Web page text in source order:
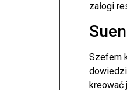
załogi
Szefem
kreować